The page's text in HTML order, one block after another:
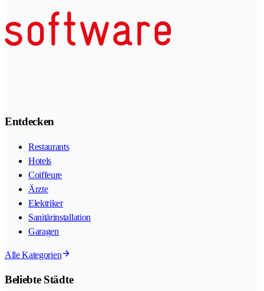
Entdecken
Restaurants
Hotels
Coiffeure
Ärzte
Elektriker
Sanitärinstallation
Garagen
Alle Kategorien
Beliebte Städte